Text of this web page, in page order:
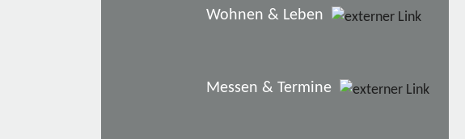
Wohnen & Leben
Messen & Termine